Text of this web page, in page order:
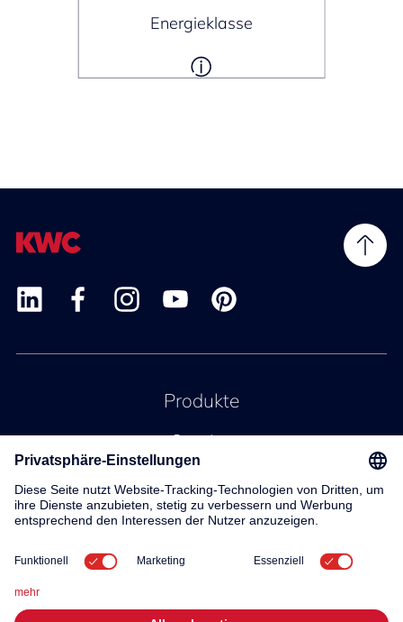
Energieklasse
Produkte
Service
Kontakt
Über uns